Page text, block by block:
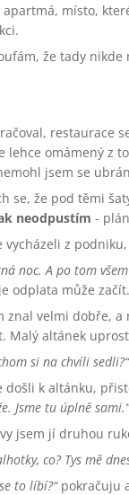
apartmá, místo,
že tady nikde
restaurace
lehce omámený z
jsem se
se, že pod těmi
neodpustím -
vycházeli z
noc. A po tom
odplata může začít.
znal velmi dobře,
Malý altánek
si na chvíli sedli?
došli k altánku,
Jsme tu úplně sami.
jsem jí druhou
co? Tys mě
to líbí? pokračuju